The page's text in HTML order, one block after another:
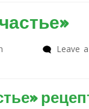
Leave a